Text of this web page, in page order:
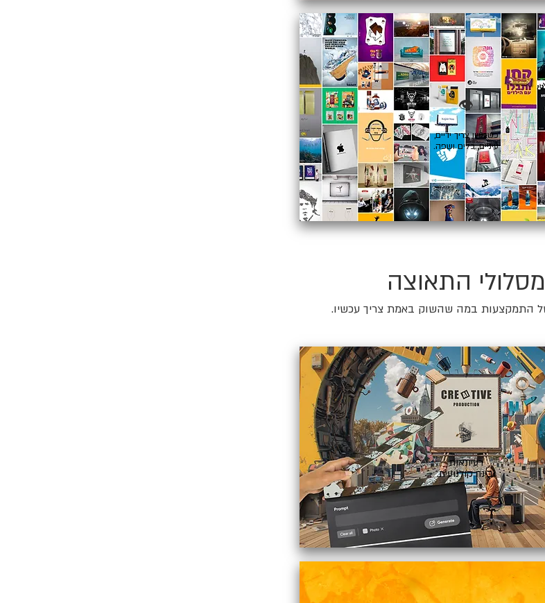
👁️
כשרעיון צריך ידיים,
עיניים, כלים ושפה.
מסלולי התאוצה
🎬
רעיונאות
ובינה קולנועית.